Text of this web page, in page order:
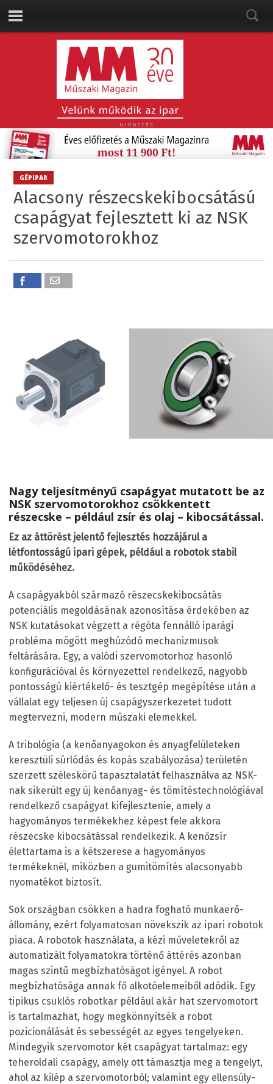
HIRDETÉS
GÉPIPAR
Alacsony részecskekibocsátású
csapágyat fejlesztett ki az NSK
szervomotorokhoz
Nagy teljesítményű csapágyat mutatott be az
NSK szervomotorokhoz csökkentett
részecske – például zsír és olaj – kibocsátással.
Ez az áttörést jelentő fejlesztés hozzájárul a
létfontosságú ipari gépek, például a robotok stabil
működéséhez.
A csapágyakból származó részecskekibocsátás
potenciális megoldásának azonosítása érdekében az
NSK kutatásokat végzett a régóta fennálló iparági
probléma mögött meghúzódó mechanizmusok
feltárására. Egy, a valódi szervomotorhoz hasonló
konfigurációval és környezettel rendelkező, nagyobb
pontosságú kiértékelő- és tesztgép megépítése után a
vállalat egy teljesen új csapágyszerkezetet tudott
megtervezni, modern műszaki elemekkel.
A tribológia (a kenőanyagokon és anyagfelületeken
keresztüli súrlódás és kopás szabályozása) területén
szerzett széleskörű tapasztalatát felhasználva az NSK-
nak sikerült egy új kenőanyag- és tömítéstechnológiával
rendelkező csapágyat kifejlesztenie, amely a
hagyományos termékekhez képest fele akkora
részecske kibocsátással rendelkezik. A kenőzsír
élettartama is a kétszerese a hagyományos
termékeknél, miközben a gumitömítés alacsonyabb
nyomatékot biztosít.
Sok országban csökken a hadra fogható munkaerő-
állomány, ezért folyamatosan növekszik az ipari robotok
piaca. A robotok használata, a kézi műveletekről az
automatizált folyamatokra történő áttérés azonban
magas szintű megbízhatóságot igényel. A robot
megbízhatósága annak fő alkotóelemeiből adódik. Egy
tipikus csuklós robotkar például akár hat szervomotort
is tartalmazhat, hogy megkönnyítsék a robot
pozicionálását és sebességét az egyes tengelyeken.
Mindegyik szervomotor két csapágyat tartalmaz: egy
teheroldali csapágy, amely ott támasztja meg a tengelyt,
ahol az kilép a szervomotorból; valamint egy ellensúly-